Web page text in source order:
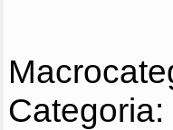
Categoria: